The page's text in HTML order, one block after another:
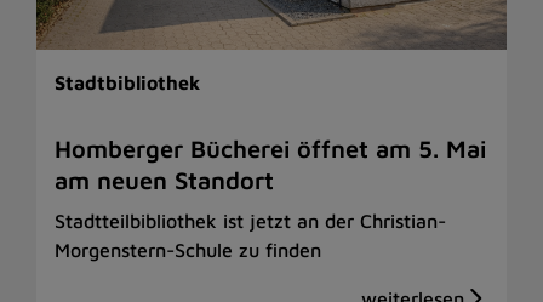
Stadtbibliothek
Homberger Bücherei öffnet am 5. Mai
am neuen Standort
Stadtteilbibliothek ist jetzt an der Christian-
Morgenstern-Schule zu finden